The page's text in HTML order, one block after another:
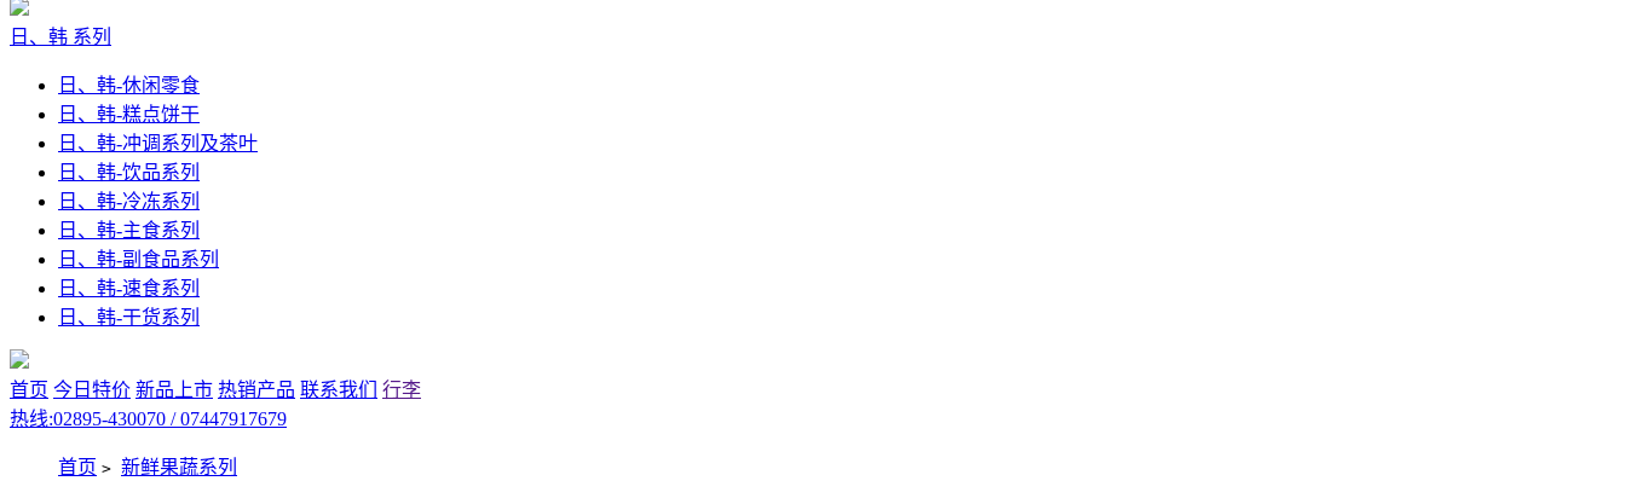
日、韩 系列
日、韩-休闲零食
日、韩-糕点饼干
日、韩-冲调系列及茶叶
日、韩-饮品系列
日、韩-冷冻系列
日、韩-主食系列
日、韩-副食品系列
日、韩-速食系列
日、韩-干货系列
首页 今日特价 新品上市 热销产品 联系我们
行李
热线:02895-430070 / 07447917679
首页 > 新鲜果蔬系列